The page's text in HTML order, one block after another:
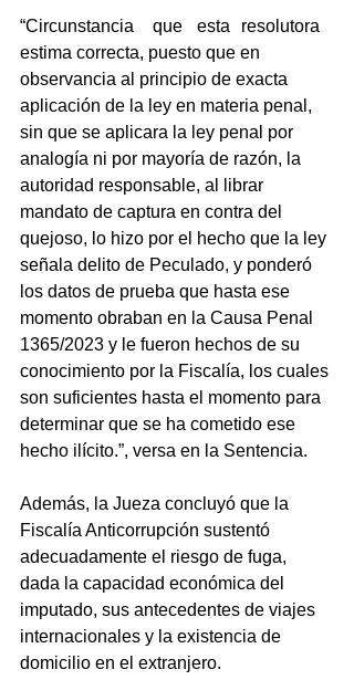
“Circunstancia	que	esta	resolutora
estima correcta, puesto que en
observancia al principio de exacta
aplicación de la ley en materia penal,
sin que se aplicara la ley penal por
analogía ni por mayoría de razón, la
autoridad responsable, al librar
mandato de captura en contra del
quejoso, lo hizo por el hecho que la ley
señala delito de Peculado, y ponderó
los datos de prueba que hasta ese
momento obraban en la Causa Penal
1365/2023 y le fueron hechos de su
conocimiento por la Fiscalía, los cuales
son suficientes hasta el momento para
determinar que se ha cometido ese
hecho ilícito.”, versa en la Sentencia.
Además, la Jueza concluyó que la
Fiscalía Anticorrupción sustentó
adecuadamente el riesgo de fuga,
dada la capacidad económica del
imputado, sus antecedentes de viajes
internacionales y la existencia de
domicilio en el extranjero.